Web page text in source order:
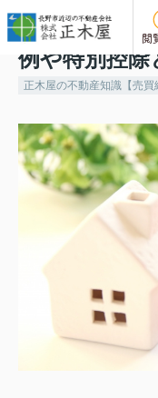
閲
不動産を売
例や特別控除
正木屋の不動産知識【売買